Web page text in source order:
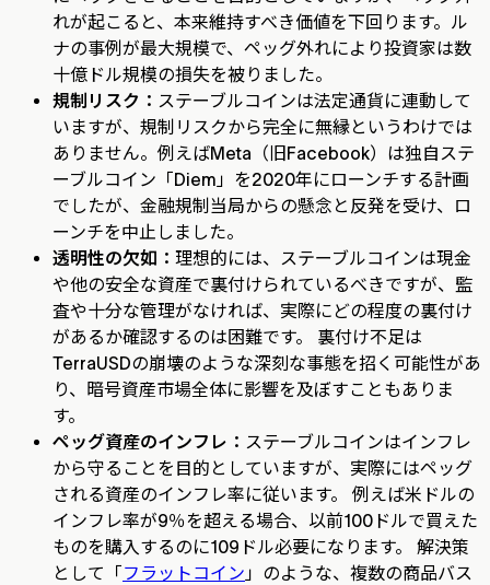
れが起こると、本来維持すべき価値を下回ります。ル
ナの事例が最大規模で、ペッグ外れにより投資家は数
十億ドル規模の損失を被りました。
規制リスク： ステーブルコインは法定通貨に連動して
いますが、規制リスクから完全に無縁というわけでは
ありません。例えばMeta（旧Facebook）は独自ステ
ーブルコイン「Diem」を2020年にローンチする計画
でしたが、金融規制当局からの懸念と反発を受け、ロ
ーンチを中止しました。
透明性の欠如： 理想的には、ステーブルコインは現金
や他の安全な資産で裏付けられているべきですが、監
査や十分な管理がなければ、実際にどの程度の裏付け
があるか確認するのは困難です。 裏付け不足は
TerraUSDの崩壊のような深刻な事態を招く可能性があ
り、暗号資産市場全体に影響を及ぼすこともありま
す。
ペッグ資産のインフレ： ステーブルコインはインフレ
から守ることを目的としていますが、実際にはペッグ
される資産のインフレ率に従います。 例えば米ドルの
インフレ率が9％を超える場合、以前100ドルで買えた
ものを購入するのに109ドル必要になります。 解決策
として「 フラットコイン 」のような、複数の商品バス